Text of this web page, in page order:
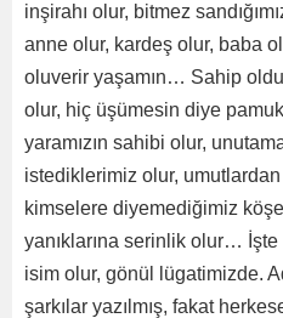
inşirahı olur, bitmez
anne olur, kardeş olur, baba
oluverir yaşamın… Sahip
olur, hiç üşümesin diye
yaramızın sahibi olur,
istediklerimiz olur, umutlardan
kimselere diyemediğimiz
yanıklarına serinlik olur…
isim olur, gönül lügatimizde.
şarkılar yazılmış, fakat